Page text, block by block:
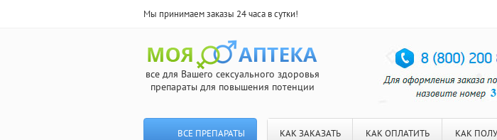
Мы принимаем заказы 24 часа в сутки!
все для Вашего сексуального здоровья
препараты для повышения потенции
ВСЕ ПРЕПАРАТЫ КАК ЗАКАЗАТЬ КАК ОПЛАТИТЬ КАК